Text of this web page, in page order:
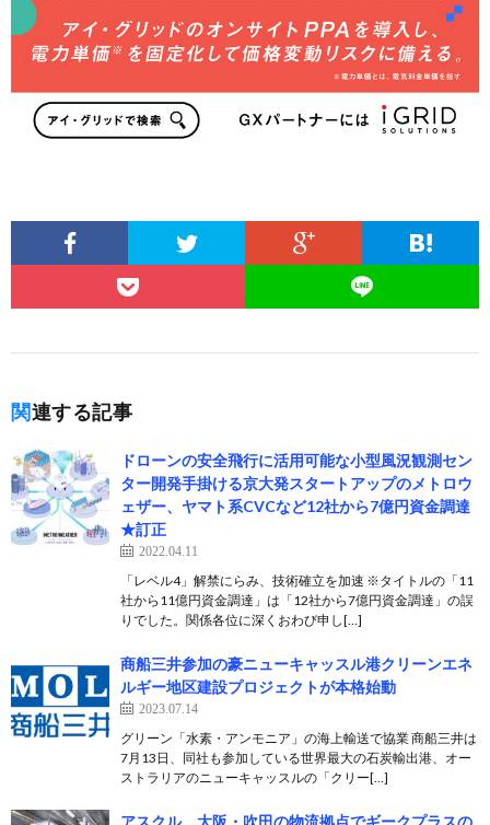
関連する記事
ドローンの安全飛行に活用可能な小型風況観測セン
ター開発手掛ける京大発スタートアップのメトロウ
ェザー、ヤマト系CVCなど12社から7億円資金調達
★訂正
2022.04.11
「レベル4」解禁にらみ、技術確立を加速 ※タイトルの「11
社から11億円資金調達」は「12社から7億円資金調達」の誤
りでした。関係各位に深くおわび申し[…]
商船三井参加の豪ニューキャッスル港クリーンエネ
ルギー地区建設プロジェクトが本格始動
2023.07.14
グリーン「水素・アンモニア」の海上輸送で協業 商船三井は
7月13日、同社も参加している世界最大の石炭輸出港、オー
ストラリアのニューキャッスルの「クリー[…]